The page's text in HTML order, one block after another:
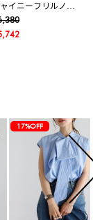
イニーフリルノー
Tシャツ
17%OFF